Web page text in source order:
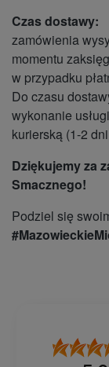
Czas dostawy:
zamówienia
momentu
w przypadku
Do czasu
wykonanie
kurierską (1-2
Dziękujemy za
Smacznego!
Podziel się